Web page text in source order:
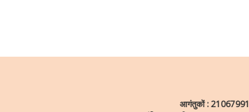
आगंतुकों :21067991